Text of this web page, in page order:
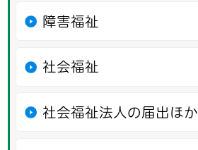
障害福祉
社会福祉
社会福祉法人の届出ほか